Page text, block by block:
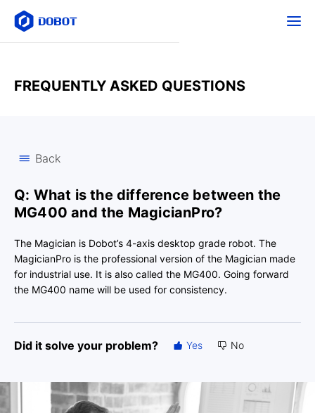
FREQUENTLY ASKED QUESTIONS
Back
Q: What is the difference between the
MG400 and the MagicianPro?
The Magician is Dobot’s 4-axis desktop grade robot. The
MagicianPro is the professional version of the Magician made
for industrial use. It is also called the MG400. Going forward
the MG400 name will be used for consistency.
Did it solve your problem? Yes No